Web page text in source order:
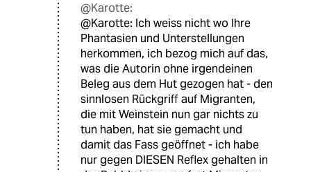
@Karotte:
@Karotte: Ich weiss nicht wo Ihre
Phantasien und Unterstellungen
herkommen, ich bezog mich auf das,
was die Autorin ohne irgendeinen
Beleg aus dem Hut gezogen hat - den
sinnlosen Rückgriff auf Migranten,
die mit Weinstein nun gar nichts zu
tun haben, hat sie gemacht und
damit das Fass geöffnet - ich habe
nur gegen DIESEN Reflex gehalten in